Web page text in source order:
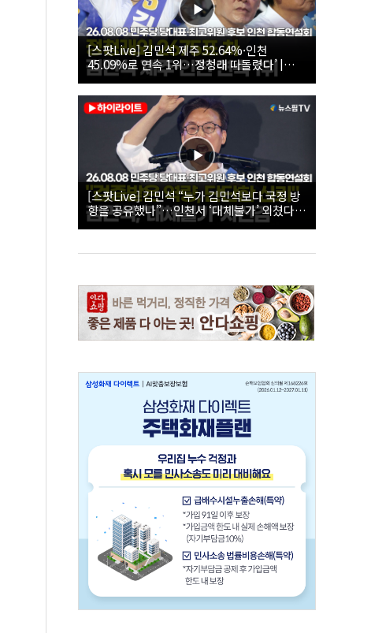
[스팟Live] 김민석 제주 52.64%·인천
45.09%로 연속 1위…정청래 따돌렸다’ |
26.08.08 더불어민주당 당대표·최고위원 후
보 인천 합동연설회
[스팟Live] 김민석 “누가 김민석보다 국정 방
향을 공유했나”…인천서 ‘대체불가’ 외쳤다 |
26.08.08 더불어민주당 당대표·최고위원 후